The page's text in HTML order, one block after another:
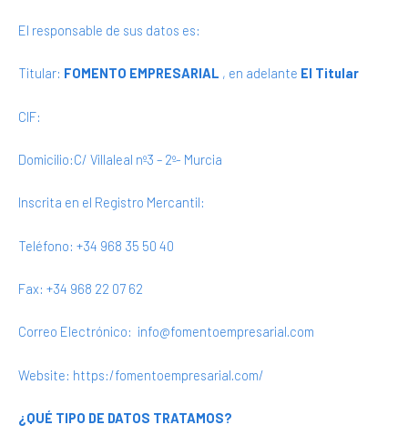
El responsable de sus datos es:
Titular: FOMENTO EMPRESARIAL , en adelante El Titular
CIF:
Domicilio:C/ Villaleal nº3 – 2º- Murcia
Inscrita en el Registro Mercantil:
Teléfono: +34 968 35 50 40
Fax: +34 968 22 07 62
Correo Electrónico: info@fomentoempresarial.com
Website: https:/fomentoempresarial.com/
¿QUÉ TIPO DE DATOS TRATAMOS?